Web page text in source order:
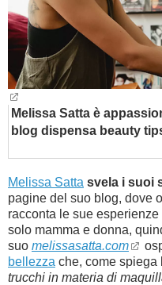
GUIDE
FORUM
Melissa Satta è
blog dispensa beauty
Melissa Satta svela i suoi
pagine del suo blog, dove
racconta le sue esperienze
solo mamma e donna,
suo melissasatta.com
bellezza che, come spiega
trucchi in materia di